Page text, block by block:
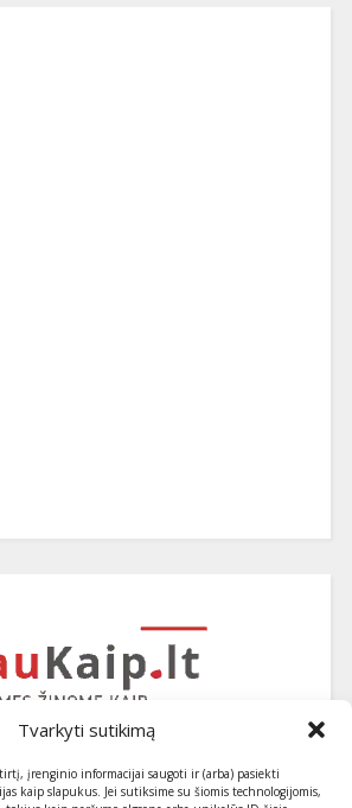
Tvarkyti sutikimą
įrenginio informacijai saugoti ir (arba) pasiekti
kaip slapukus. Jei sutiksime su šiomis technologijomis,